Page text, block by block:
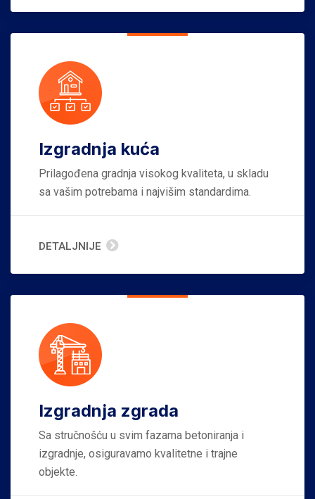
Izgradnja kuća
Prilagođena gradnja visokog kvaliteta, u skladu
sa vašim potrebama i najvišim standardima.
DETALJNIJE
Izgradnja zgrada
Sa stručnošću u svim fazama betoniranja i
izgradnje, osiguravamo kvalitetne i trajne
objekte.